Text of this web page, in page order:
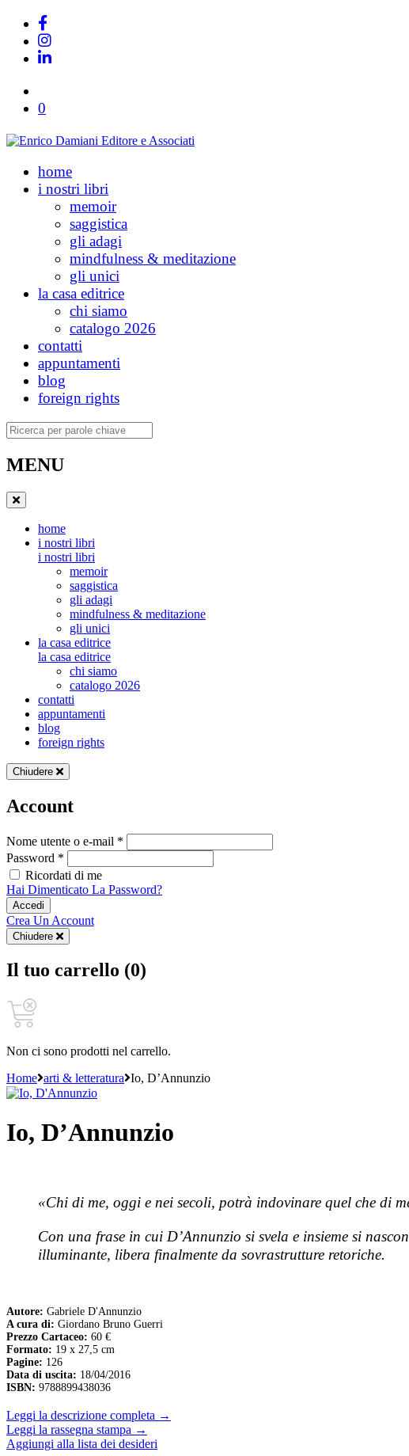
0
home
i nostri libri
memoir
saggistica
gli adagi
mindfulness & meditazione
gli unici
la casa editrice
chi siamo
catalogo 2026
contatti
appuntamenti
blog
foreign rights
Ricerca
MENU
home
i nostri libri
i nostri libri
memoir
saggistica
gli adagi
mindfulness & meditazione
gli unici
la casa editrice
la casa editrice
chi siamo
catalogo 2026
contatti
appuntamenti
blog
foreign rights
Chiudere
Account
Nome utente o e-mail *
Password *
Ricordati di me
Hai Dimenticato La Password?
Accedi
Crea Un Account
Chiudere
Il tuo carrello (0)
Non ci sono prodotti nel carrello.
Home arti & letteratura Io, D’Annunzio
Io, D’Annunzio
«Chi di me, oggi e nei secoli, potrà indovinare quel che di
Con una frase in cui D’Annunzio si svela e insieme si
illuminante, libera finalmente da sovrastrutture retoriche.
Autore: Gabriele D'Annunzio
A cura di: Giordano Bruno Guerri
Prezzo Cartaceo: 60 €
Formato: 19 x 27,5 cm
Pagine: 126
Data di uscita: 18/04/2016
ISBN: 9788899438036
Leggi la descrizione completa →
Leggi la rassegna stampa →
Aggiungi alla lista dei desideri